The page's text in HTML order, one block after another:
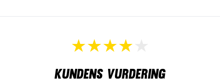
Kundens vurdering